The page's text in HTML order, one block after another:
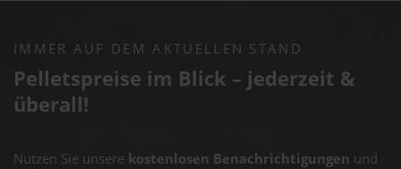
IMMER AUF DEM AKTUELLEN STAND
Pelletspreise im Blick – jederzeit &
überall!
Nutzen Sie unsere kostenlosen Benachrichtigungen und